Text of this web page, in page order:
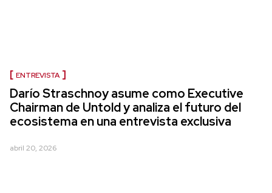
ENTREVISTA
Darío Straschnoy asume como Executive
Chairman de Untold y analiza el futuro del
ecosistema en una entrevista exclusiva
abril 20, 2026